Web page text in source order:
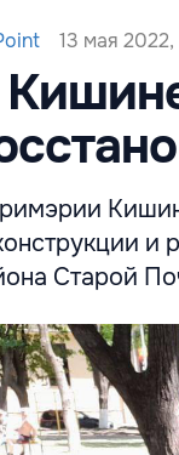
13 мая 2022,
и
Старой